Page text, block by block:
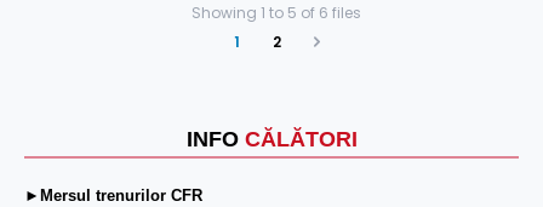
INFO CĂLĂTORI
►Mersul trenurilor CFR
Showing 1 to 5 of 6 files
1
2
Next